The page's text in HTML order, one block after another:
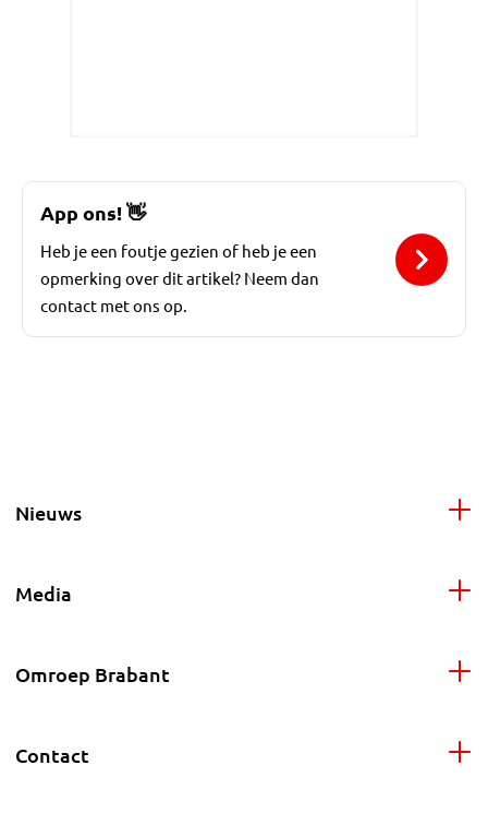
App ons!👋
Heb je een foutje gezien of heb je een
opmerking over dit artikel? Neem dan
contact met ons op.
Nieuws
Media
Omroep Brabant
Contact